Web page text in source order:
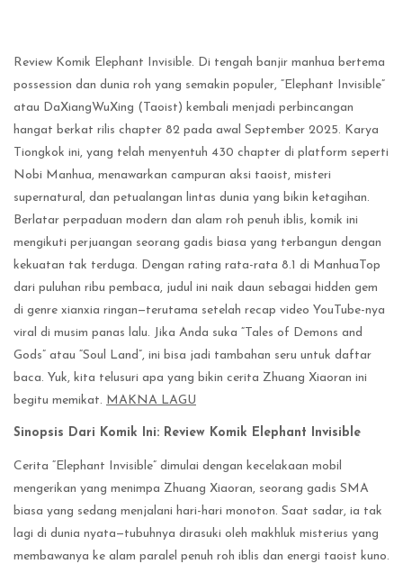
Review Komik Elephant Invisible. Di tengah banjir manhua bertema
possession dan dunia roh yang semakin populer, “Elephant Invisible”
atau DaXiangWuXing (Taoist) kembali menjadi perbincangan
hangat berkat rilis chapter 82 pada awal September 2025. Karya
Tiongkok ini, yang telah menyentuh 430 chapter di platform seperti
Nobi Manhua, menawarkan campuran aksi taoist, misteri
supernatural, dan petualangan lintas dunia yang bikin ketagihan.
Berlatar perpaduan modern dan alam roh penuh iblis, komik ini
mengikuti perjuangan seorang gadis biasa yang terbangun dengan
kekuatan tak terduga. Dengan rating rata-rata 8.1 di ManhuaTop
dari puluhan ribu pembaca, judul ini naik daun sebagai hidden gem
di genre xianxia ringan—terutama setelah recap video YouTube-nya
viral di musim panas lalu. Jika Anda suka “Tales of Demons and
Gods” atau “Soul Land”, ini bisa jadi tambahan seru untuk daftar
baca. Yuk, kita telusuri apa yang bikin cerita Zhuang Xiaoran ini
begitu memikat. MAKNA LAGU
Sinopsis Dari Komik Ini: Review Komik Elephant Invisible
Cerita “Elephant Invisible” dimulai dengan kecelakaan mobil
mengerikan yang menimpa Zhuang Xiaoran, seorang gadis SMA
biasa yang sedang menjalani hari-hari monoton. Saat sadar, ia tak
lagi di dunia nyata—tubuhnya dirasuki oleh makhluk misterius yang
membawanya ke alam paralel penuh roh iblis dan energi taoist kuno.